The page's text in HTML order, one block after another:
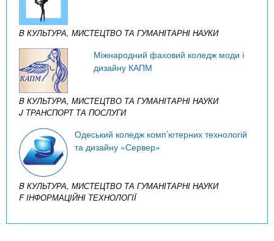
B КУЛЬТУРА, МИСТЕЦТВО ТА ГУМАНІТАРНІ НАУКИ
Міжнародний фаховий коледж моди і
дизайну КАПМ
B КУЛЬТУРА, МИСТЕЦТВО ТА ГУМАНІТАРНІ НАУКИ
J ТРАНСПОРТ ТА ПОСЛУГИ
Одеський коледж комп’ютерних технологій
та дизайну «Сервер»
B КУЛЬТУРА, МИСТЕЦТВО ТА ГУМАНІТАРНІ НАУКИ
F ІНФОРМАЦІЙНІ ТЕХНОЛОГІЇ